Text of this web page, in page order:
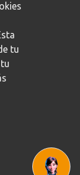
Resiliencia -
tu